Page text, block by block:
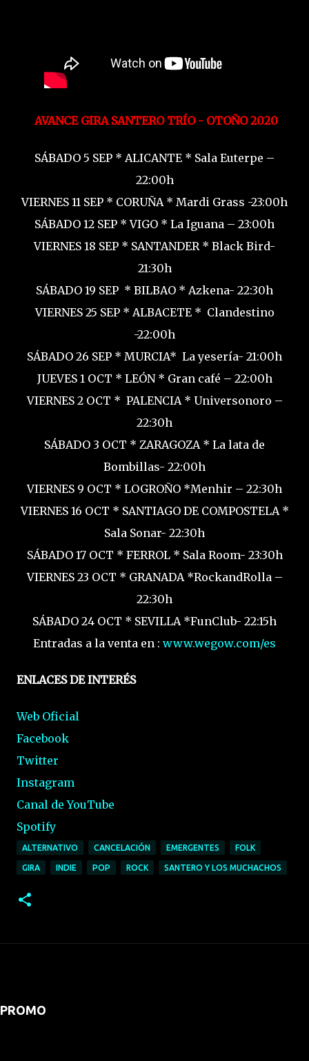
AVANCE GIRA SANTERO TRÍO - OTOÑO 2020
SÁBADO 5 SEP * ALICANTE * Sala Euterpe –
22:00h
VIERNES 11 SEP * CORUÑA * Mardi Grass -23:00h
SÁBADO 12 SEP * VIGO * La Iguana – 23:00h
VIERNES 18 SEP * SANTANDER * Black Bird-
21:30h
SÁBADO 19 SEP * BILBAO * Azkena- 22:30h
VIERNES 25 SEP * ALBACETE * Clandestino
-22:00h
SÁBADO 26 SEP * MURCIA* La yesería- 21:00h
JUEVES 1 OCT * LEÓN * Gran café – 22:00h
VIERNES 2 OCT * PALENCIA * Universonoro –
22:30h
SÁBADO 3 OCT * ZARAGOZA * La lata de
Bombillas- 22:00h
VIERNES 9 OCT * LOGROÑO *Menhir – 22:30h
VIERNES 16 OCT * SANTIAGO DE COMPOSTELA *
Sala Sonar- 22:30h
SÁBADO 17 OCT * FERROL * Sala Room- 23:30h
VIERNES 23 OCT * GRANADA *RockandRolla –
22:30h
SÁBADO 24 OCT * SEVILLA *FunClub- 22:15h
Entradas a la venta en : www.wegow.com/es
ENLACES DE INTERÉS
Web Oficial
Facebook
Twitter
Instagram
Canal de YouTube
Spotify
ALTERNATIVO CANCELACIÓN EMERGENTES FOLK
GIRA INDIE POP ROCK SANTERO Y LOS MUCHACHOS
PROMO